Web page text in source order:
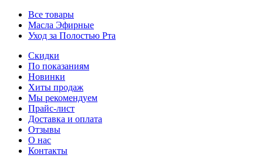
Все товары
Масла Эфирные
Уход за Полостью Рта
Скидки
По показаниям
Новинки
Хиты продаж
Мы рекомендуем
Прайс-лист
Доставка и оплата
Отзывы
О нас
Контакты